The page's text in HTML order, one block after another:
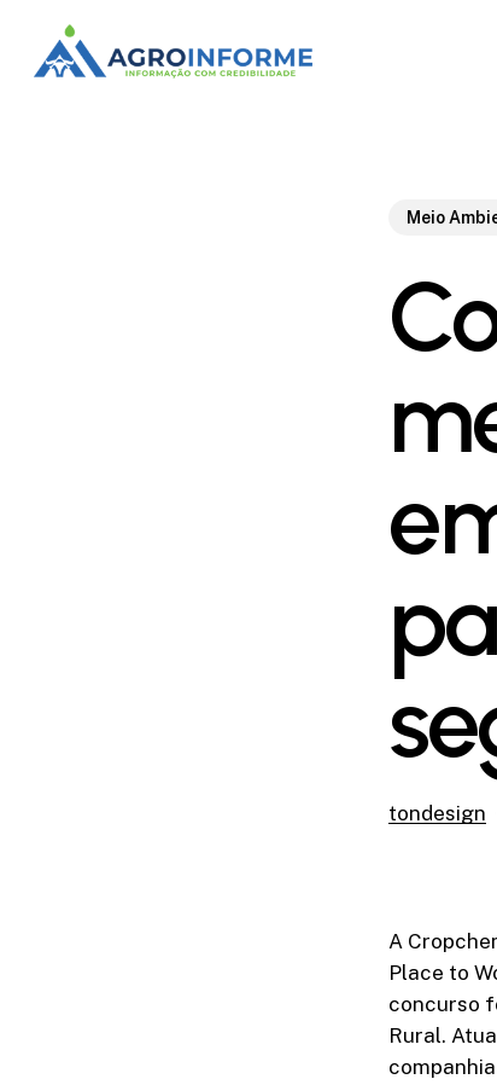
main
Meio
tondesign
A
Place to
concurso
Rural.